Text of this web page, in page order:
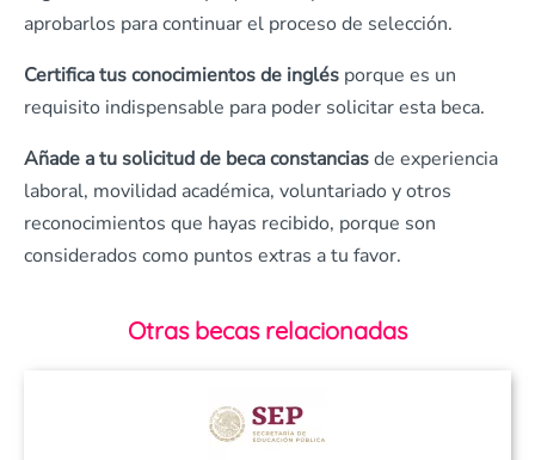
aprobarlos para continuar el proceso de selección.
Certifica tus conocimientos de inglés porque es un
requisito indispensable para poder solicitar esta beca.
Añade a tu solicitud de beca constanciasde experiencia
laboral, movilidad académica, voluntariado y otros
reconocimientos que hayas recibido, porque son
considerados como puntos extras a tu favor.
Otras becas relacionadas